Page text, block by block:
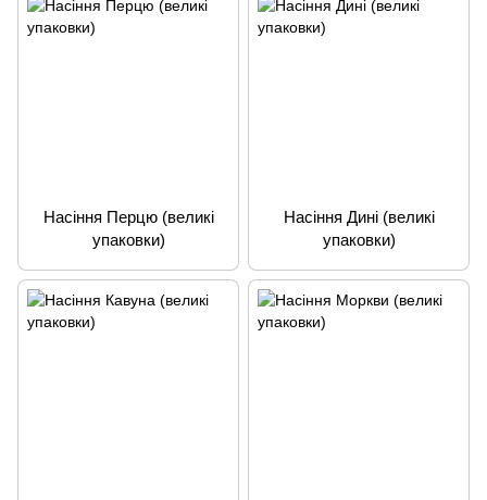
Насіння Перцю (великі
упаковки)
Насіння Дині (великі
упаковки)